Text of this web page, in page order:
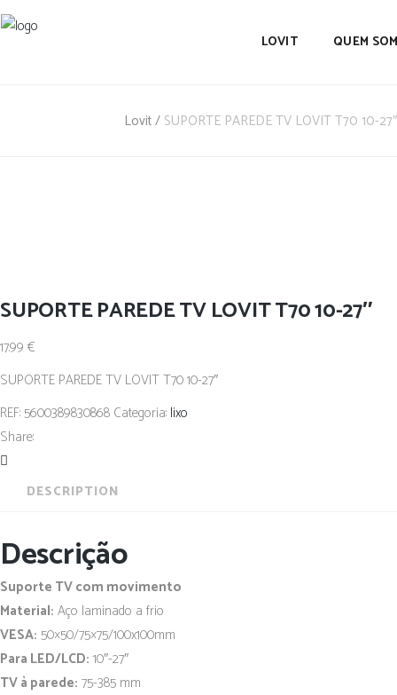
LOVIT QUEM
Lovit/ SUPORTE PAREDE TV LOVIT T70 10-27″
SUPORTE PAREDE TV LOVIT T70 10-27″
17.99 €
SUPORTE PAREDE TV LOVIT T70 10-27″
REF:5600389830868 Categoria: lixo
Share:
DESCRIPTION
Descrição
Suporte TV com movimento
Material: Aço laminado a frio
VESA: 50×50/75×75/100x100mm
Para LED/LCD: 10″-27″
TV à parede: 75-385 mm